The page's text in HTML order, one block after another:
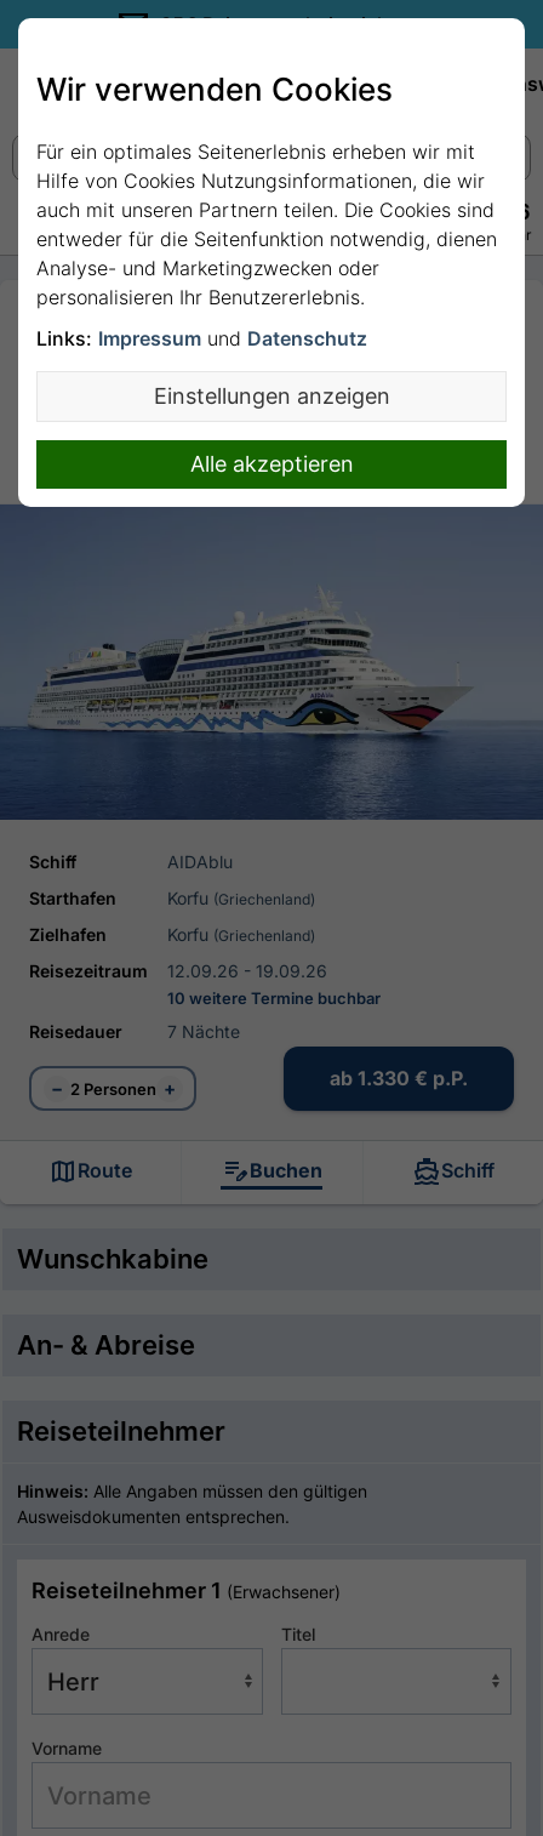
35€ Reisegutschein sichern.
Empfehlungen Reiseziele Reedereien
+49 228 3875 7256
Persönlich · Kostenlos · Täglich 08–22 Uhr
Adria ab Korfu 1 mit
AIDAblu
7 Nächte von/bis Korfu
Schiff
AIDAblu
Starthafen
Korfu (Griechenland)
Zielhafen Korfu (Griechenland)
Reisezeitraum 12.09.26 - 19.09.26
10 weitere Termine buchbar
Reisedauer 7 Nächte
− 2 Personen + ab 1.330 € p.P.
Route Buchen Schiff
Wunschkabine
An- & Abreise
Reiseteilnehmer
Hinweis: Alle Angaben müssen den gültigen
Ausweisdokumenten entsprechen.
Reiseteilnehmer 1 (Erwachsener)
Anrede Titel
Vorname
Wir verwenden Cookies
Für ein optimales Seitenerlebnis erheben wir mit
Hilfe von Cookies Nutzungsinformationen, die wir
auch mit unseren Partnern teilen. Die Cookies sind
entweder für die Seitenfunktion notwendig, dienen
Analyse- und Marketingzwecken oder
personalisieren Ihr Benutzererlebnis.
Links: Impressum und Datenschutz
Einstellungen anzeigen
Alle akzeptieren